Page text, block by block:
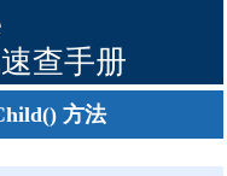
查手册
方法